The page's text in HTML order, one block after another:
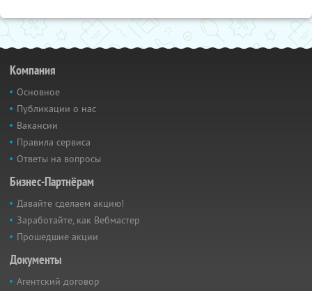
Компания
Основное
Публикации о нас
Вакансии
Правила сервиса
Ответы на вопросы
Бизнес-Партнёрам
Давайте сделаем акцию!
Заработайте, как Вебмастер
Прошедшие акции
Документы
Агентский договор